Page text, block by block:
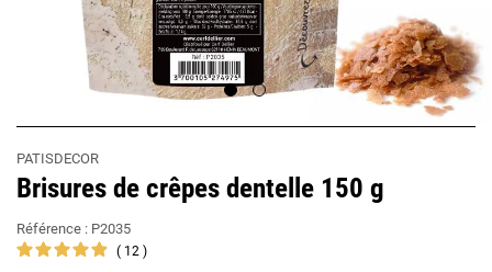
PATISDECOR
Brisures de crêpes dentelle 150 g
Référence : P2035
12